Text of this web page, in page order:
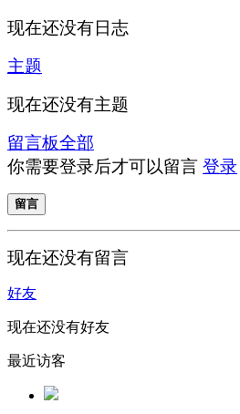
现在还没有日志
主题
现在还没有主题
留言板全部
你需要登录后才可以留言 登录
留言
现在还没有留言
好友
现在还没有好友
最近访客